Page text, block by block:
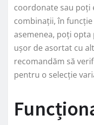
coordonate sau poți
combinații, în
asemenea, poți
ușor de asortat cu
recomandăm să
pentru o selecție